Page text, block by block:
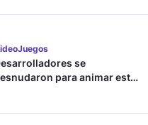
se
para animar este